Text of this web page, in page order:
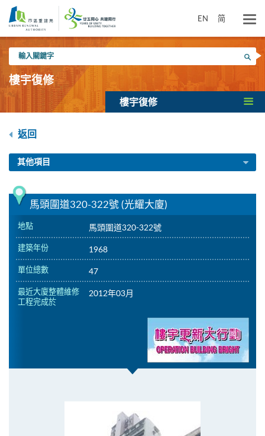
內
EN 简
入
關
鍵
搜尋
樓宇復修
樓宇復修
返回
其他項目
馬頭圍道320-322號 (光耀大廈)
地點 馬頭圍道320-322號
建築年份 1968
單位總數 47
最近大廈整體維修
工程完成於
2012年03月